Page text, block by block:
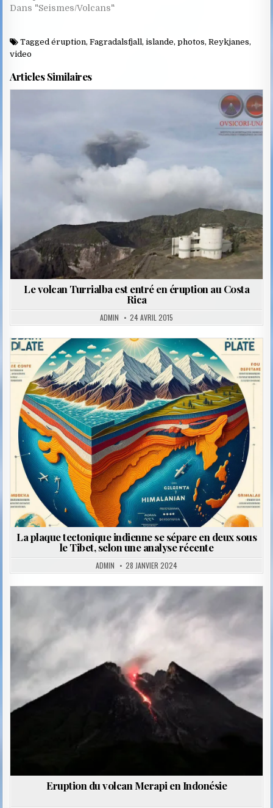
Dans "Seismes/Volcans"
Taggedéruption,Fagradalsfjall,islande,photos,Reykjanes,
video
Articles Similaires
Le volcan Turrialba est entré en éruption au Costa
Rica
ADMIN 24 AVRIL 2015
Posted
in
La plaque tectonique indienne se sépare en deux sous
le Tibet, selon une analyse récente
ADMIN 28 JANVIER 2024
Posted
Eruption du volcan Merapi en Indonésie